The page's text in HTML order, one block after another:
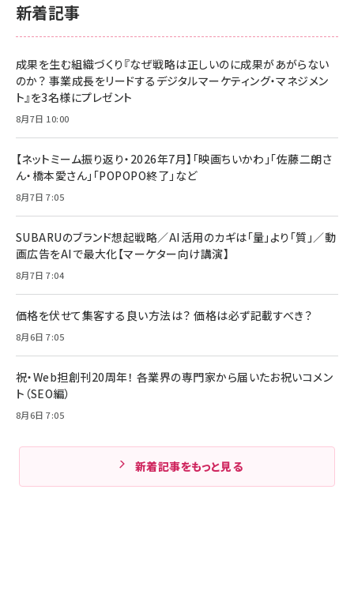
新着記事
成果を生む組織づくり『なぜ戦略は正しいのに成果があがらない
のか？ 事業成長をリードするデジタルマーケティング・マネジメン
ト』を3名様にプレゼント
8月7日 10:00
【ネットミーム振り返り・2026年7月】「映画ちいかわ」「佐藤二朗さ
ん・橋本愛さん」「POPOPO終了」など
8月7日 7:05
SUBARUのブランド想起戦略／AI活用のカギは「量」より「質」／動
画広告をAIで最大化【マーケター向け講演】
8月7日 7:04
価格を伏せて集客する良い方法は？ 価格は必ず記載すべき？
8月6日 7:05
祝・Web担創刊20周年！ 各業界の専門家から届いたお祝いコメン
ト（SEO編）
8月6日 7:05
新着記事をもっと見る